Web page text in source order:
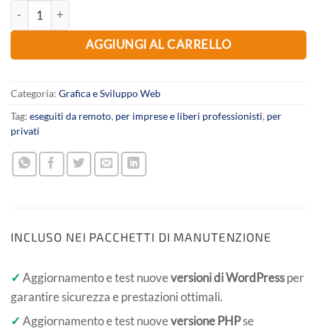
3.184,00€
Manutenzione e modifiche Siti Web Wordpress, Woocommerce,
AGGIUNGI AL CARRELLO
Categoria: Grafica e Sviluppo Web
Tag: eseguiti da remoto, per imprese e liberi professionisti, per
privati
INCLUSO NEI PACCHETTI DI MANUTENZIONE
✓ Aggiornamento e test nuoveversioni di WordPressper
garantire sicurezza e prestazioni ottimali.
✓ Aggiornamento e test nuoveversione PHPse